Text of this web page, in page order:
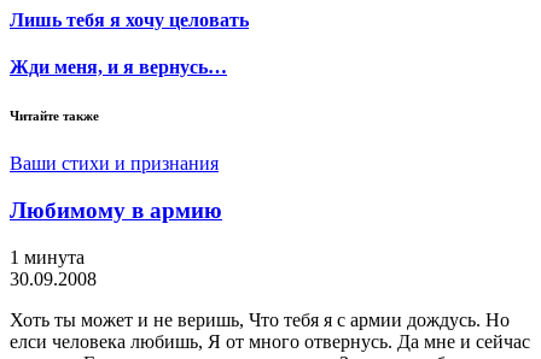
Лишь тебя я хочу целовать
Жди меня, и я вернусь…
Читайте также
Ваши стихи и признания
Любимому в армию
1 минута
30.09.2008
Хоть ты может и не веришь, Что тебя я с армии дождусь. Но
елси человека любишь, Я от много отвернусь. Да мне и сейчас